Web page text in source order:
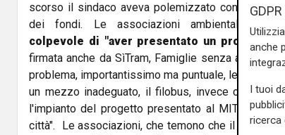
scorso il sindaco aveva polemizzato con il
dei fondi. Le associazioni ambientaliste
colpevole di "aver presentato un progetto
firmata anche da SìTram, Famiglie senza auto,
problema, importantissimo ma puntuale, legato alla
un mezzo inadeguato, il filobus, invece che per
l'impianto del progetto presentato al MIT che
città". Le associazioni, che temono che il progetto
anche
I tuoi
ricerca